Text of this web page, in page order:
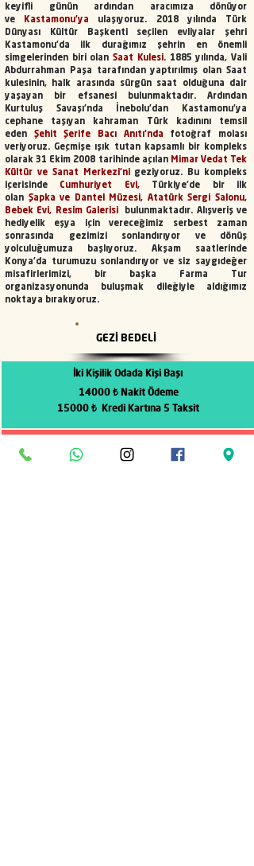
keyifli günün ardından aracımıza dönüyor
ve
Kastamonu’ya ulaşıyoruz. 2018 yılında Türk
Dünyası Kültür Başkenti seçilen evliyalar şehri
Kastamonu’da ilk durağımız şehrin en önemli
simgelerinden biri olanSaat Kulesi. 1885 yılında, Vali
Abdurrahman Paşa tarafından yaptırılmış olan Saat
kulesinin, halk arasında sürgün saat olduğuna dair
yaşayan bir efsanesi bulunmaktadır. Ardından
Kurtuluş Savaşı’nda İnebolu’dan Kastamonu’ya
cephane taşıyan kahraman Türk kadınını temsil
eden Şehit Şerife Bacı Anıtı’nda fotoğraf molası
veriyoruz. Geçmişe ışık tutan kapsamlı bir kompleks
olarak 31 Ekim 2008 tarihinde açılan Mimar Vedat Tek
Kültür ve Sanat Merkezi'ni
geziyoruz. Bu kompleks
içerisinde Cumhuriyet Evi,
Türkiye’de bir ilk
olan Şapka ve Dantel Müzesi, Atatürk Sergi Salonu,
Bebek Evi, Resim Galerisi
bulunmaktadır. Alışveriş ve
hediyelik eşya için vereceğimiz serbest zaman
sonrasında gezimizi sonlandırıyor ve dönüş
yolculuğumuza başlıyoruz. Akşam saatlerinde
Konya’da turumuzu sonlandırıyor ve siz saygıdeğer
misafirlerimizi, bir başka Farma Tur
organizasyonunda buluşmak dileğiyle aldığımız
noktaya bırakıyoruz.
GEZİ BEDELİ
İki Kişilik Odada Kişi Başı
14000 ₺ Nakit Ödeme
15000 ₺ Kredi Kartına 5 Taksit
4200 ₺ Nakit Ödeme